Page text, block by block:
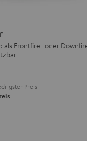
als Frontfire- oder
Preis